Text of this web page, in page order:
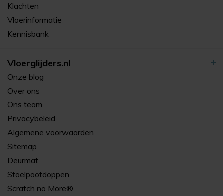
Klachten
Vloerinformatie
Kennisbank
Vloerglijders.nl
Onze blog
Over ons
Ons team
Privacybeleid
Algemene voorwaarden
Sitemap
Deurmat
Stoelpootdoppen
Scratch no More®